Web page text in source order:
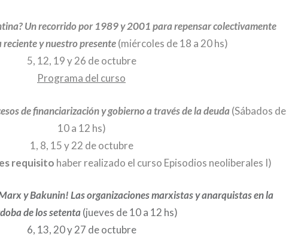
Un recorrido por 1989 y 2001 para repensar colectivamente
y nuestro presente (miércoles de 18 a 20 hs)
5, 12, 19 y 26 de octubre
Programa del curso
de financiarización y gobierno a través de la deuda (Sábados de
10 a 12 hs)
1, 8, 15 y 22 de octubre
requisito haber realizado el curso Episodios neoliberales I)
y Bakunin! Las organizaciones marxistas y anarquistas en la
de los setenta(jueves de 10 a 12 hs)
6, 13, 20 y 27 de octubre